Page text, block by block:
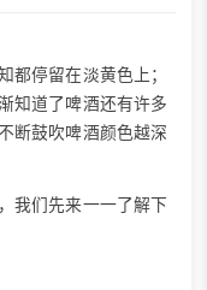
都停留在淡黄色上；
知道了啤酒还有许多
断鼓吹啤酒颜色越深
我们先来一一了解下